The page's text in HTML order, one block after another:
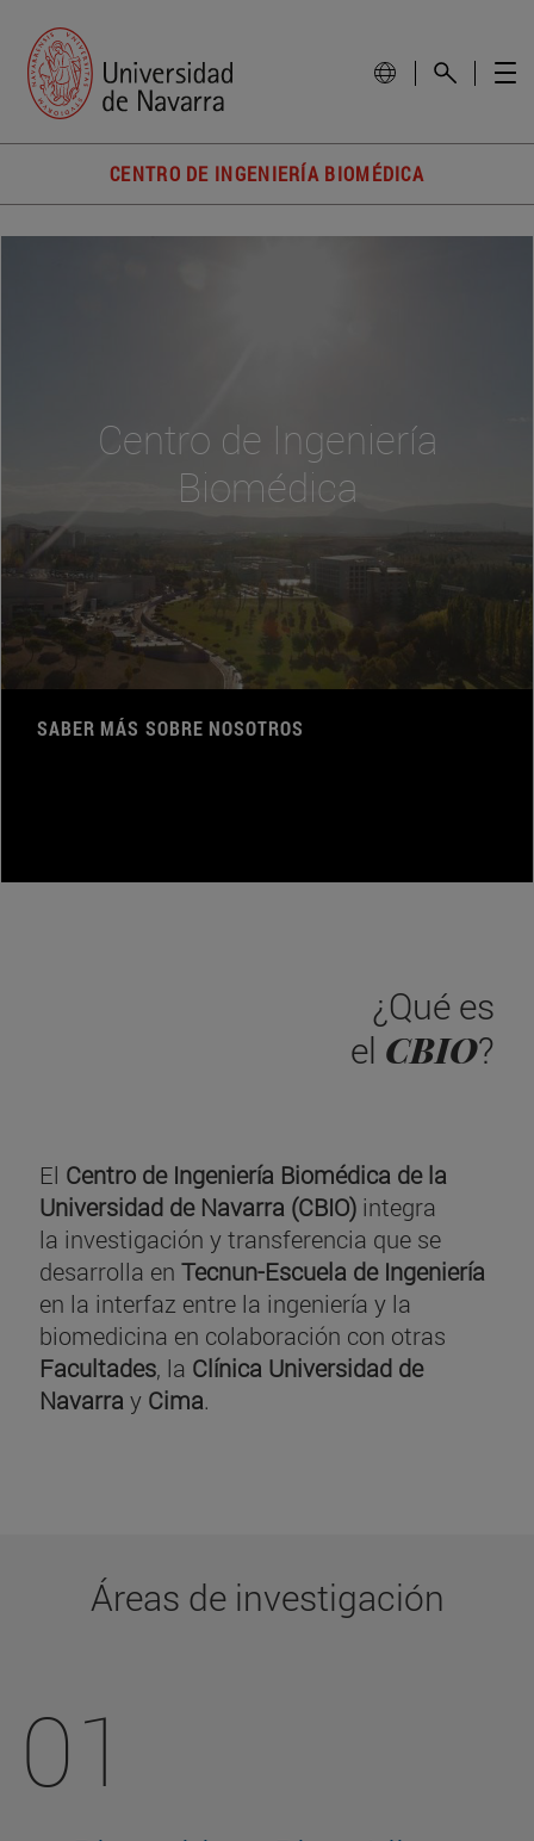
CENTRO DE INGENIERÍA BIOMÉDICA
Centro de Ingeniería
Biomédica
SABER MÁS SOBRE NOSOTROS
¿Qué es
el CBIO?
El Centro de Ingeniería Biomédica de la
Universidad de Navarra (CBIO) integra
la investigación y transferencia que se
desarrolla en Tecnun-Escuela de Ingeniería
en la interfaz entre la ingeniería y la
biomedicina en colaboración con otras
Facultades, la Clínica Universidad de
Navarra y Cima.
Áreas de investigación
01